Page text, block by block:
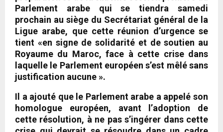
Parlement arabe qui se tiendra samedi
prochain au siège du Secrétariat général de la
Ligue arabe, que cette réunion d’urgence se
tient «en signe de solidarité et de soutien au
Royaume du Maroc, face à cette crise dans
laquelle le Parlement européen s’est mêlé sans
justification aucune ».
Il a ajouté que le Parlement arabe a appelé son
homologue européen, avant l’adoption de
cette résolution, à ne pas s’ingérer dans cette